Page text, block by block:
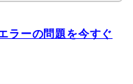
ラーの問題を今すぐ